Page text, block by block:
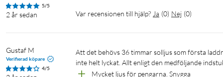
5/5
2 år sedan Var recensionen till hjälp? Ja (0) Nej (0)
Gustaf M
Verifierad köpare
4/5
Att det behövs 36 timmar solljus som första laddning och att den då måste vara avstängd under den mörka tiden känns
inte helt lyckat. Allt enligt den medföljande
Mycket ljus för pengarna. Snygga